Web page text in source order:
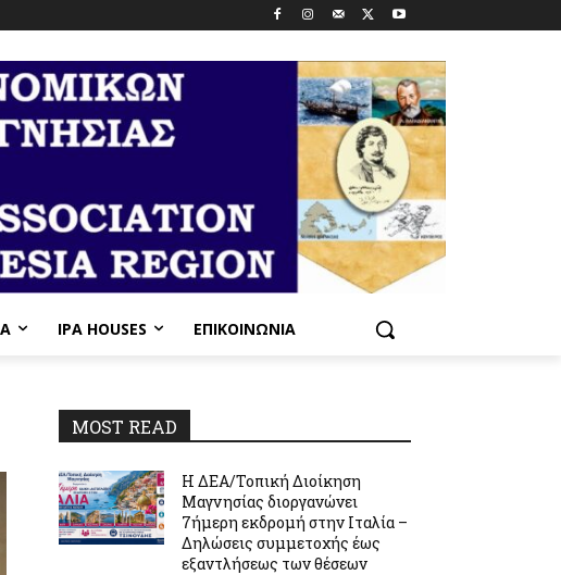
IPA HOUSES ΕΠΙΚΟΙΝΩΝΊΑ
MOST READ
Η ΔΕΑ/Τοπική Διοίκηση
Μαγνησίας διοργανώνει
7ήμερη εκδρομή στην Ιταλία –
Δηλώσεις συμμετοχής έως
εξαντλήσεως των θέσεων